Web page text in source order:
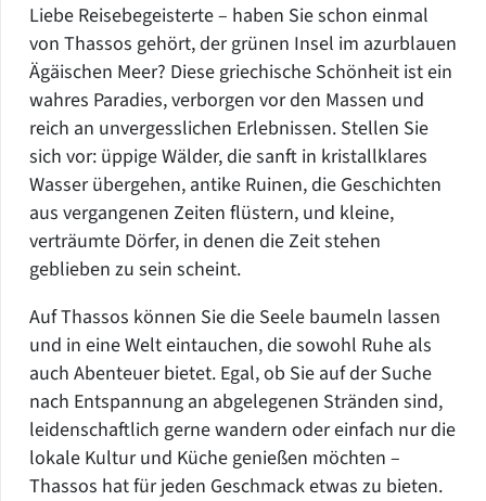
Liebe Reisebegeisterte – haben Sie schon einmal
von Thassos gehört, der grünen Insel im azurblauen
Ägäischen Meer? Diese griechische Schönheit ist ein
wahres Paradies, verborgen vor den Massen und
reich an unvergesslichen Erlebnissen. Stellen Sie
sich vor: üppige Wälder, die sanft in kristallklares
Wasser übergehen, antike Ruinen, die Geschichten
aus vergangenen Zeiten flüstern, und kleine,
verträumte Dörfer, in denen die Zeit stehen
geblieben zu sein scheint.
Auf Thassos können Sie die Seele baumeln lassen
und in eine Welt eintauchen, die sowohl Ruhe als
auch Abenteuer bietet. Egal, ob Sie auf der Suche
nach Entspannung an abgelegenen Stränden sind,
leidenschaftlich gerne wandern oder einfach nur die
lokale Kultur und Küche genießen möchten –
Thassos hat für jeden Geschmack etwas zu bieten.